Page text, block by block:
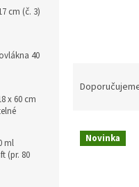
cm (č. 3)
40
x 60 cm
ml
(pr. 80
nV Novinka